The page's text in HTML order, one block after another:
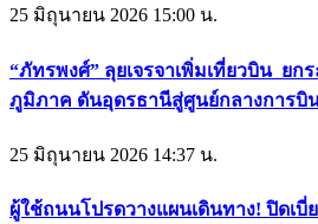
25 มิถุนายน 2026 15:00 น.
“ภัทรพงศ์” ลุยเจรจาเพิ่มเที่ยวบิน ยก
ภูมิภาค ดันอุดรธานีสู่ศูนย์กลางการบิ
25 มิถุนายน 2026 14:37 น.
ผู้ใช้ถนนโปรดวางแผนเดินทาง! ปิดเบี่